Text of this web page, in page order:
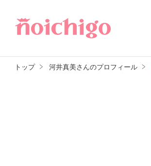
トップ 河井真美さんのプロフィール